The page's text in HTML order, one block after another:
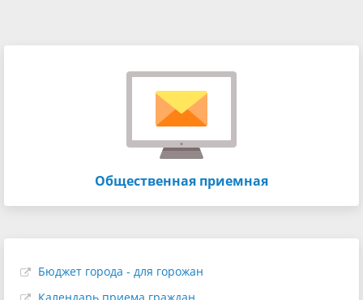
Общественная приемная
Бюджет города - для горожан
Календарь приема граждан